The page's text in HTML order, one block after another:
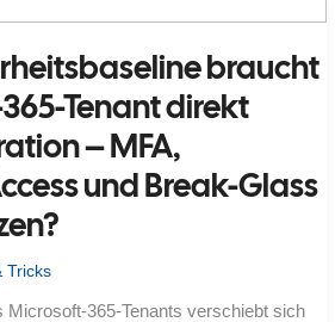
braucht
Tenant direkt
– MFA,
und Break-Glass
Tricks
Microsoft-365-Tenants verschiebt sich